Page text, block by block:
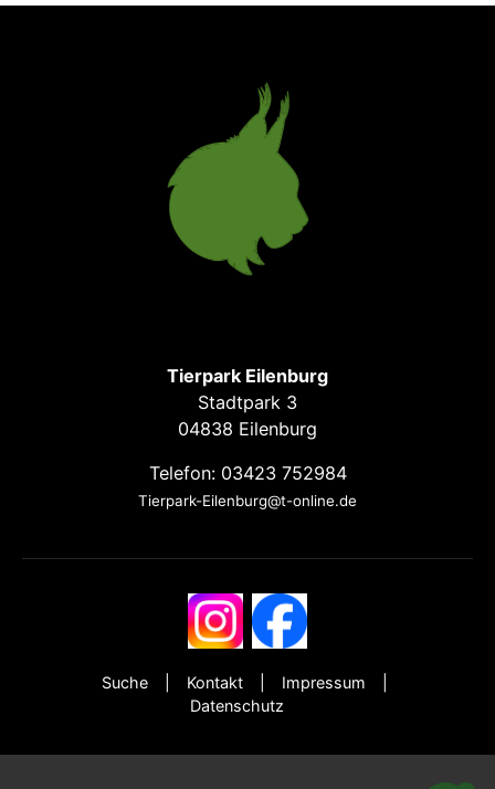
Tierpark Eilenburg
Stadtpark 3
04838 Eilenburg
Telefon: 03423 752984
Tierpark-Eilenburg@t-online.de
Suche Kontakt
Impressum
Datenschutz